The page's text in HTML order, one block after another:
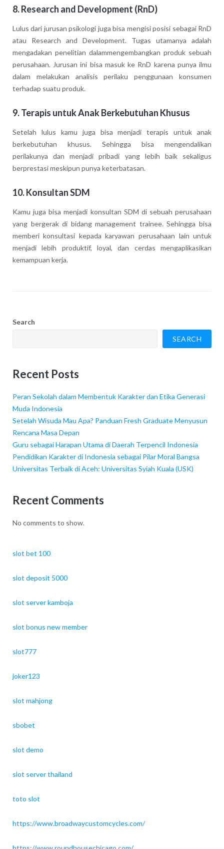
8. Research and Development (RnD)
Lulus dari jurusan psikologi juga bisa mengisi posisi sebagai RnD
atau Research and Development. Tugas utamanya adalah
mengadakan penelitian dalammengembangkan produk sebuah
perusahaan. Jurusan ini bisa masuk ke RnD karena punya ilmu
dalam melakukan analisis perilaku penggunaan konsumen
terhadap suatu produk.
9. Terapis untuk Anak Berkebutuhan Khusus
Setelah lulus kamu juga bisa menjadi terapis untuk anak
berkebutuhan khusus. Sehingga bisa mengendalikan
perilakunya dan menjadi pribadi yang lebih baik sekaligus
berprestasi meskipun punya keterbatasan.
10. Konsultan SDM
Kamu juga bisa menjadi konsultan SDM di sebuah perusahaan
yang bergerak di bidang management trainee. Sehingga bisa
memberi konsultasi kepada karyawan perusahaan lain untuk
menjadi lebih produktif, loyal, dan cerdas mengaplikasikan
kemampuan kerja.
Search
SEARCH
Recent Posts
Peran Sekolah dalam Membentuk Karakter dan Etika Generasi
Muda Indonesia
Setelah Wisuda Mau Apa? Panduan Fresh Graduate Menyusun
Rencana Masa Depan
Guru sebagai Harapan Utama di Daerah Terpencil Indonesia
Pendidikan Karakter di Indonesia sebagai Pilar Moral Bangsa
Universitas Terbaik di Aceh: Universitas Syiah Kuala (USK)
Recent Comments
No comments to show.
slot bet 100
slot deposit 5000
slot server kamboja
slot bonus new member
slot777
joker123
slot mahjong
sbobet
slot demo
slot server thailand
toto slot
https://www.broadwaycustomcycles.com/